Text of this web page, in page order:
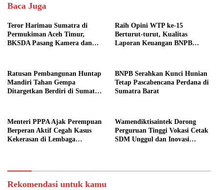
Baca Juga
Teror Harimau Sumatra di
Permukiman Aceh Timur,
BKSDA Pasang Kamera dan
Raih Opini WTP ke-15
Berturut-turut, Kualitas
Laporan Keuangan BNPB
Ratusan Pembangunan Huntap
Mandiri Tahan Gempa
Ditargetkan Berdiri di Sumatra
BNPB Serahkan Kunci Hunian
Tetap Pascabencana Perdana di
Sumatra Barat
Menteri PPPA Ajak Perempuan
Berperan Aktif Cegah Kasus
Kekerasan di Lembaga
Wamendiktisaintek Dorong
Perguruan Tinggi Vokasi Cetak
SDM Unggul dan Inovasi
Rekomendasi untuk kamu